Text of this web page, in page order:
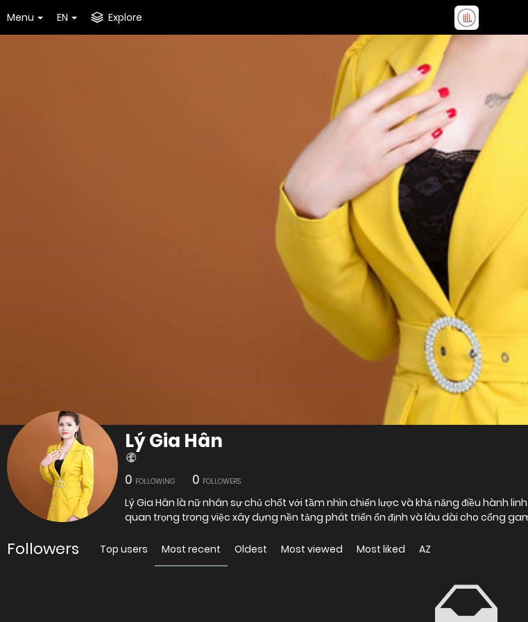
Menu EN Explore
Lý Gia Hân
0 FOLLOWING 0 FOLLOWERS
Lý Gia Hân là nữ nhân sự chủ chốt với tầm nhìn chiến lược và khả năng điều hành
quan trọng trong việc xây dựng nền tảng phát triển ổn định và lâu dài cho cổng
Followers Top users Most recent Oldest Most viewed Most liked AZ